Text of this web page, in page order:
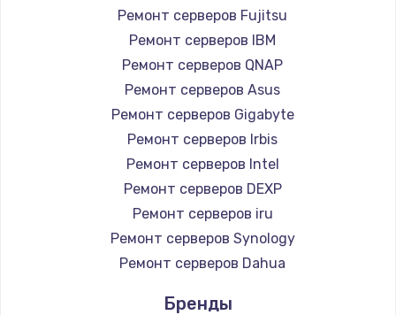
2750 руб.
Заказать
Замена контроллера питания
1490 руб.
Заказать
Замена тачпада
1745 руб.
Заказать
Замена корпуса
Ремонт серверов Fujitsu
Ремонт серверов IBM
Ремонт серверов QNAP
Ремонт серверов Asus
Ремонт серверов Gigabyte
Ремонт серверов Irbis
Ремонт серверов Intel
Ремонт серверов DEXP
Ремонт серверов iru
Ремонт серверов Synology
Ремонт серверов Dahua
Бренды